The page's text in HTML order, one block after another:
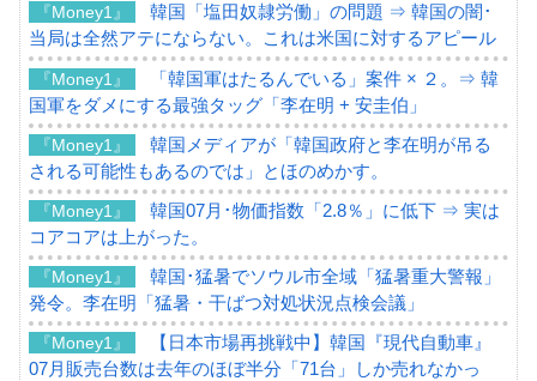
『Money1』
韓国「塩田奴隷労働」の問題 ⇒ 韓国の闇･
当局は全然アテにならない。これは米国に対するアピール
『Money1』
「韓国軍はたるんでいる」案件 × ２。⇒ 韓
国軍をダメにする最強タッグ「李在明 + 安圭伯」
『Money1』
韓国メディアが「韓国政府と李在明が吊る
される可能性もあるのでは」とほのめかす。
『Money1』
韓国07月･物価指数「2.8％」に低下 ⇒ 実は
コアコアは上がった。
『Money1』
韓国･猛暑でソウル市全域「猛暑重大警報」
発令。李在明「猛暑・干ばつ対処状況点検会議」
『Money1』
【日本市場再挑戦中】韓国『現代自動車』
07月販売台数は去年のほぼ半分「71台」しか売れなかっ